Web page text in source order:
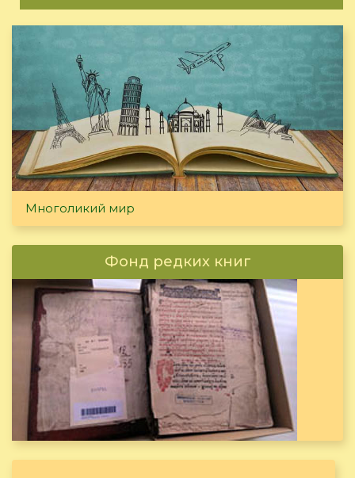
Многоликий мир
Фонд редких книг